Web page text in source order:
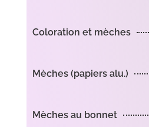
Coloration et mèches
Mèches (papiers alu.)
Mèches au bonnet